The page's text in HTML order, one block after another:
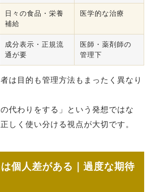
日々の食品・栄養
補給
医学的な治療
成分表示・正規流
通が要
医師・薬剤師の
管理下
は目的も管理方法もまったく異なり
の代わりをする」という発想ではな
しく使い分ける視点が大切です。
は個人差がある｜過度な期待